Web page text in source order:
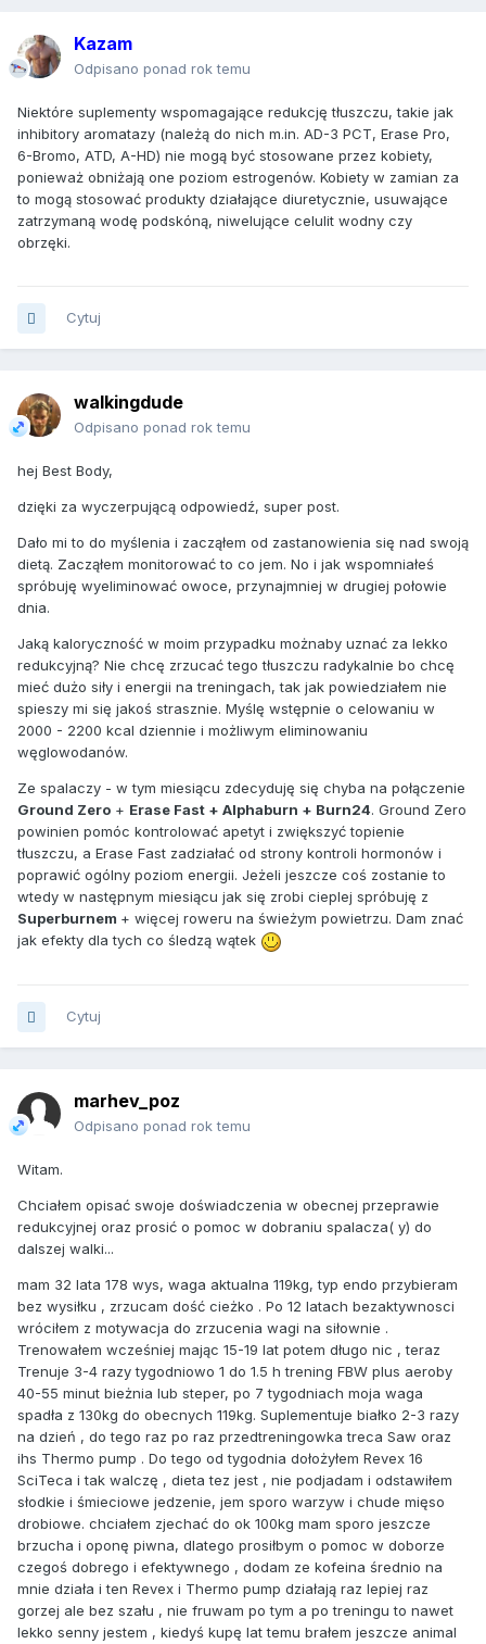
Kazam
Odpisano ponad rok temu
Niektóre suplementy wspomagające redukcję tłuszczu, takie jak
inhibitory aromatazy (należą do nich m.in. AD-3 PCT, Erase Pro,
6-Bromo, ATD, A-HD) nie mogą być stosowane przez kobiety,
ponieważ obniżają one poziom estrogenów. Kobiety w zamian za
to mogą stosować produkty działające diuretycznie, usuwające
zatrzymaną wodę podskóną, niwelujące celulit wodny czy
obrzęki.
Cytuj
walkingdude
Odpisano ponad rok temu
hej Best Body,
dzięki za wyczerpującą odpowiedź, super post.
Dało mi to do myślenia i zacząłem od zastanowienia się nad swoją
dietą. Zacząłem monitorować to co jem. No i jak wspomniałeś
spróbuję wyeliminować owoce, przynajmniej w drugiej połowie
dnia.
Jaką kaloryczność w moim przypadku możnaby uznać za lekko
redukcyjną? Nie chcę zrzucać tego tłuszczu radykalnie bo chcę
mieć dużo siły i energii na treningach, tak jak powiedziałem nie
spieszy mi się jakoś strasznie. Myślę wstępnie o celowaniu w
2000 - 2200 kcal dziennie i możliwym eliminowaniu
węglowodanów.
Ze spalaczy - w tym miesiącu zdecyduję się chyba na połączenie
Ground Zero + Erase Fast + Alphaburn + Burn24. Ground Zero
powinien pomóc kontrolować apetyt i zwiększyć topienie
tłuszczu, a Erase Fast zadziałać od strony kontroli hormonów i
poprawić ogólny poziom energii. Jeżeli jeszcze coś zostanie to
wtedy w następnym miesiącu jak się zrobi cieplej spróbuję z
Superburnem + więcej roweru na świeżym powietrzu. Dam znać
jak efekty dla tych co śledzą wątek
Cytuj
marhev_poz
Odpisano ponad rok temu
Witam.
Chciałem opisać swoje doświadczenia w obecnej przeprawie
redukcyjnej oraz prosić o pomoc w dobraniu spalacza( y) do
dalszej walki...
mam 32 lata 178 wys, waga aktualna 119kg, typ endo przybieram
bez wysiłku , zrzucam dość cieżko . Po 12 latach bezaktywnosci
wróciłem z motywacja do zrzucenia wagi na siłownie .
Trenowałem wcześniej mając 15-19 lat potem długo nic , teraz
Trenuje 3-4 razy tygodniowo 1 do 1.5 h trening FBW plus aeroby
40-55 minut bieżnia lub steper, po 7 tygodniach moja waga
spadła z 130kg do obecnych 119kg. Suplementuje białko 2-3 razy
na dzień , do tego raz po raz przedtreningowka treca Saw oraz
ihs Thermo pump . Do tego od tygodnia dołożyłem Revex 16
SciTeca i tak walczę , dieta tez jest , nie podjadam i odstawiłem
słodkie i śmieciowe jedzenie, jem sporo warzyw i chude mięso
drobiowe. chciałem zjechać do ok 100kg mam sporo jeszcze
brzucha i oponę piwna, dlatego prosiłbym o pomoc w doborze
czegoś dobrego i efektywnego , dodam ze kofeina średnio na
mnie działa i ten Revex i Thermo pump działają raz lepiej raz
gorzej ale bez szału , nie fruwam po tym a po treningu to nawet
lekko senny jestem , kiedyś kupę lat temu brałem jeszcze animal